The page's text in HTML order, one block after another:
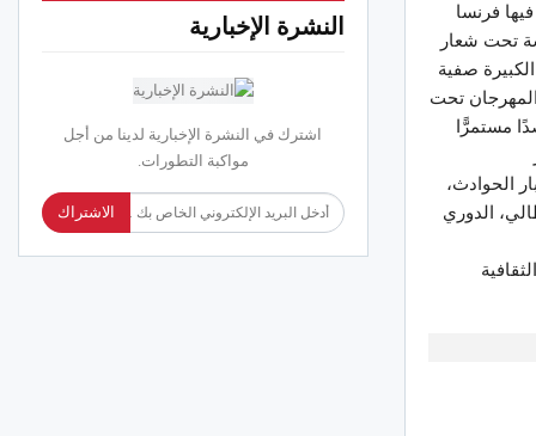
فرنسا
تحت شعار
صفية
المهرجان تحت
مستمرًّا
الحوادث،
الدوري
النشرة الإخبارية
اشترك في النشرة الإخبارية لدينا من أجل
مواكبة التطورات.
الاشتراك